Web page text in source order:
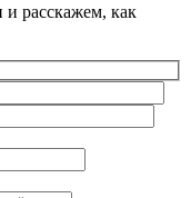
расскажем, как